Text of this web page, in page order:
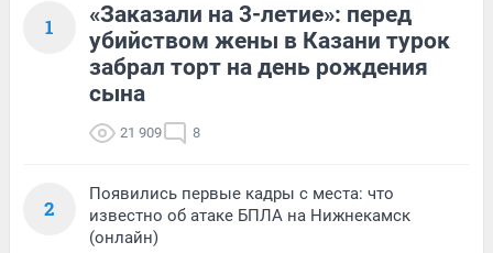
1
«Заказали на 3-летие»: перед
убийством жены в Казани турок
забрал торт на день рождения
сына
21 909 8
2
Появились первые кадры с места: что
известно об атаке БПЛА на Нижнекамск
(онлайн)